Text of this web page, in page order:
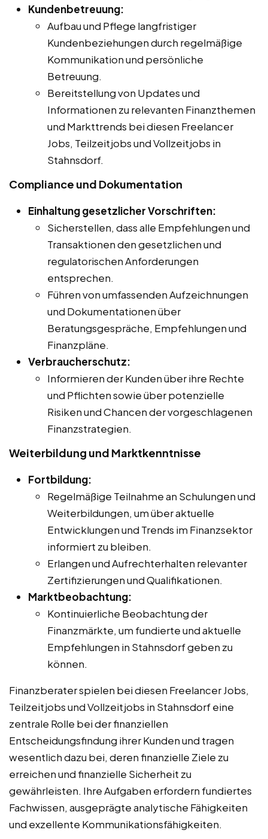
Kundenbetreuung:
Aufbau und Pflege langfristiger
Kundenbeziehungen durch regelmäßige
Kommunikation und persönliche
Betreuung.
Bereitstellung von Updates und
Informationen zu relevanten Finanzthemen
und Markttrends bei diesen Freelancer
Jobs, Teilzeitjobs und Vollzeitjobs in
Stahnsdorf.
Compliance und Dokumentation
Einhaltung gesetzlicher Vorschriften:
Sicherstellen, dass alle Empfehlungen und
Transaktionen den gesetzlichen und
regulatorischen Anforderungen
entsprechen.
Führen von umfassenden Aufzeichnungen
und Dokumentationen über
Beratungsgespräche, Empfehlungen und
Finanzpläne.
Verbraucherschutz:
Informieren der Kunden über ihre Rechte
und Pflichten sowie über potenzielle
Risiken und Chancen der vorgeschlagenen
Finanzstrategien.
Weiterbildung und Marktkenntnisse
Fortbildung:
Regelmäßige Teilnahme an Schulungen und
Weiterbildungen, um über aktuelle
Entwicklungen und Trends im Finanzsektor
informiert zu bleiben.
Erlangen und Aufrechterhalten relevanter
Zertifizierungen und Qualifikationen.
Marktbeobachtung:
Kontinuierliche Beobachtung der
Finanzmärkte, um fundierte und aktuelle
Empfehlungen in Stahnsdorf geben zu
können.
Finanzberater spielen bei diesen Freelancer Jobs,
Teilzeitjobs und Vollzeitjobs in Stahnsdorf eine
zentrale Rolle bei der finanziellen
Entscheidungsfindung ihrer Kunden und tragen
wesentlich dazu bei, deren finanzielle Ziele zu
erreichen und finanzielle Sicherheit zu
gewährleisten. Ihre Aufgaben erfordern fundiertes
Fachwissen, ausgeprägte analytische Fähigkeiten
und exzellente Kommunikationsfähigkeiten.